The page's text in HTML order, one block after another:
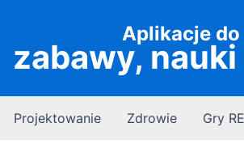
Aplikacje do
zabawy,
Projektowanie Zdrowie Gry